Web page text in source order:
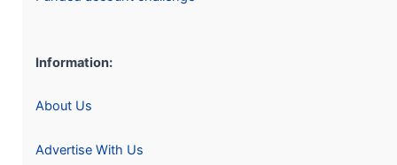
Information:
About Us
Advertise With Us